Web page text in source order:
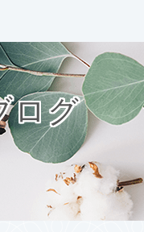
ログ